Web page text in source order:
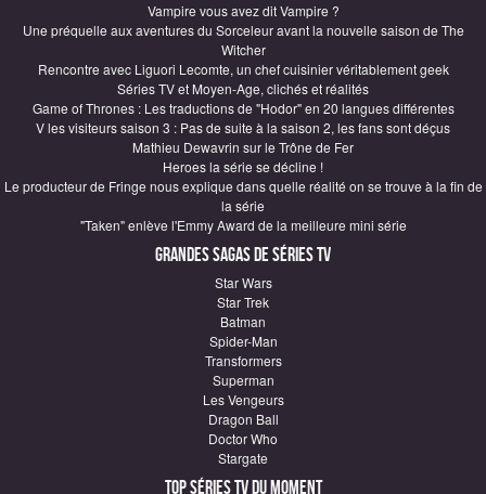
Vampire vous avez dit Vampire ?
Une préquelle aux aventures du Sorceleur avant la nouvelle saison de The
Witcher
Rencontre avec Liguori Lecomte, un chef cuisinier véritablement geek
Séries TV et Moyen-Age, clichés et réalités
Game of Thrones : Les traductions de "Hodor" en 20 langues différentes
V les visiteurs saison 3 : Pas de suite à la saison 2, les fans sont déçus
Mathieu Dewavrin sur le Trône de Fer
Heroes la série se décline !
Le producteur de Fringe nous explique dans quelle réalité on se trouve à la fin de
la série
"Taken" enlève l'Emmy Award de la meilleure mini série
Grandes sagas de Séries TV
Star Wars
Star Trek
Batman
Spider-Man
Transformers
Superman
Les Vengeurs
Dragon Ball
Doctor Who
Stargate
Top Séries TV du moment